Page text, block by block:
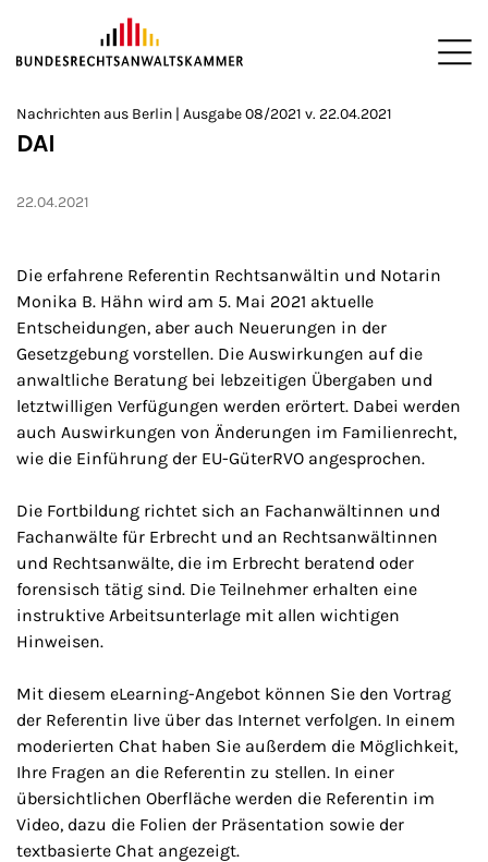
ZUM HAUPTINHALT SPRINGEN
Sie befinden sich hier:
>
Startseite
>
Newsroom
>
Newsletter
>
Nachrichten aus Berlin
Nachrichten aus Berlin | Ausgabe 08/2021 v. 22.04.2021
DAI
22.04.2021
Die erfahrene Referentin Rechtsanwältin und Notarin
Monika B. Hähn wird am 5. Mai 2021 aktuelle
Entscheidungen, aber auch Neuerungen in der
Gesetzgebung vorstellen. Die Auswirkungen auf die
anwaltliche Beratung bei lebzeitigen Übergaben und
letztwilligen Verfügungen werden erörtert. Dabei werden
auch Auswirkungen von Änderungen im Familienrecht,
wie die Einführung der EU-GüterRVO angesprochen.
Die Fortbildung richtet sich an Fachanwältinnen und
Fachanwälte für Erbrecht und an Rechtsanwältinnen
und Rechtsanwälte, die im Erbrecht beratend oder
forensisch tätig sind. Die Teilnehmer erhalten eine
instruktive Arbeitsunterlage mit allen wichtigen
Hinweisen.
Mit diesem eLearning-Angebot können Sie den Vortrag
der Referentin live über das Internet verfolgen. In einem
moderierten Chat haben Sie außerdem die Möglichkeit,
Ihre Fragen an die Referentin zu stellen. In einer
übersichtlichen Oberfläche werden die Referentin im
Video, dazu die Folien der Präsentation sowie der
textbasierte Chat angezeigt.